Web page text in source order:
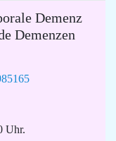
Demenz
Demenzen
Uhr.